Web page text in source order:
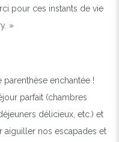
pour ces instants de vie
»
parenthèse enchantée !
parfait (chambres
délicieux, etc.) et
nos escapades et